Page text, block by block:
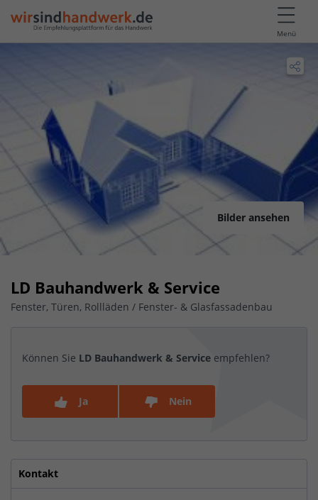
Menü
Bilder ansehen
LD Bauhandwerk & Service
Fenster, Türen, Rollläden / Fenster- & Glasfassadenbau
Können Sie LD Bauhandwerk & Service empfehlen?
Ja Nein
Kontakt